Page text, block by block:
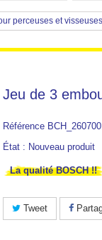
perceuses et visseuses
Jeu de 3
Référence
État : Nouveau produit
La qualité BOSCH !!
Tweet